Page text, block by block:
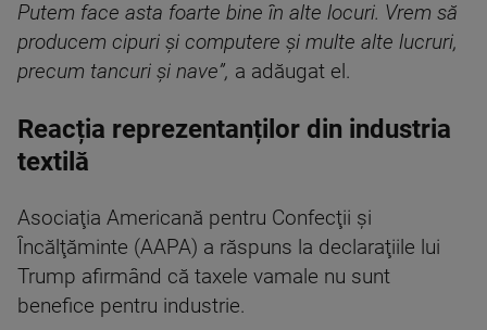
Putem face asta foarte bine în alte locuri. Vrem să
producem cipuri şi computere şi multe alte lucruri,
precum tancuri şi nave”, a adăugat el.
Reacția reprezentanților din industria
textilă
Asociaţia Americană pentru Confecţii şi
Încălţăminte (AAPA) a răspuns la declaraţiile lui
Trump afirmând că taxele vamale nu sunt
benefice pentru industrie.